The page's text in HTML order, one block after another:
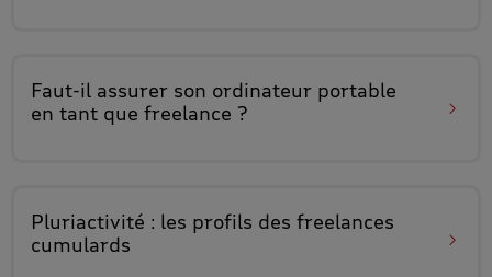
Faut-il assurer son ordinateur portable
en tant que freelance ?
Pluriactivité : les profils des freelances
cumulards